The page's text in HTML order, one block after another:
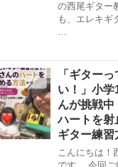
の西尾ギター
も、エレキギ
…
「ギター
い！」小
んが挑戦
ハートを射
ギター練習
こんにちは！